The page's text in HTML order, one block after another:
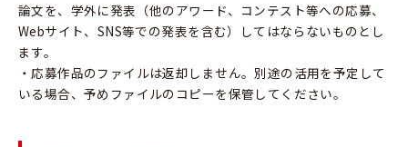
論文を、学外に発表（他のアワード、コンテスト等への応募、
Webサイト、SNS等での発表を含む）してはならないものとし
ます。
・応募作品のファイルは返却しません。別途の活用を予定して
いる場合、予めファイルのコピーを保管してください。